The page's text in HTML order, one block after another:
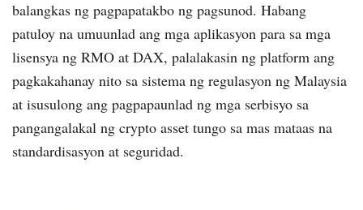
balangkas ng pagpapatakbo ng pagsunod. Habang
patuloy na umuunlad ang mga aplikasyon para sa mga
lisensya ng RMO at DAX, palalakasin ng platform ang
pagkakahanay nito sa sistema ng regulasyon ng Malaysia
at isusulong ang pagpapaunlad ng mga serbisyo sa
pangangalakal ng crypto asset tungo sa mas mataas na
standardisasyon at seguridad.